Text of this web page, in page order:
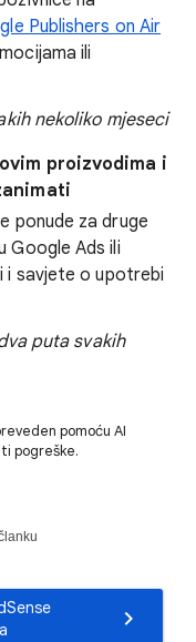
Publishers on Air
ili
nekoliko mjeseci
proizvodima i
ponude za druge
Google Ads ili
i savjete o upotrebi
puta svakih
pomoću AI
pogreške.